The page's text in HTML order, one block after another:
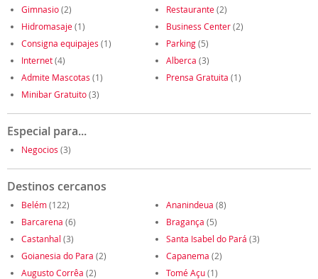
Gimnasio(2) Restaurante(2)
Hidromasaje(1) Business Center(2)
Consigna equipajes (1) Parking(5)
Internet(4) Alberca (3)
Admite Mascotas (1) Prensa Gratuita (1)
Minibar Gratuito(3)
Especial para...
Negocios (3)
Destinos cercanos
Belém(122) Ananindeua (8)
Barcarena (6) Bragança (5)
Castanhal (3) Santa Isabel do Pará (3)
Goianesia do Para (2) Capanema (2)
Augusto Corrêa (2) Tomé Açu(1)